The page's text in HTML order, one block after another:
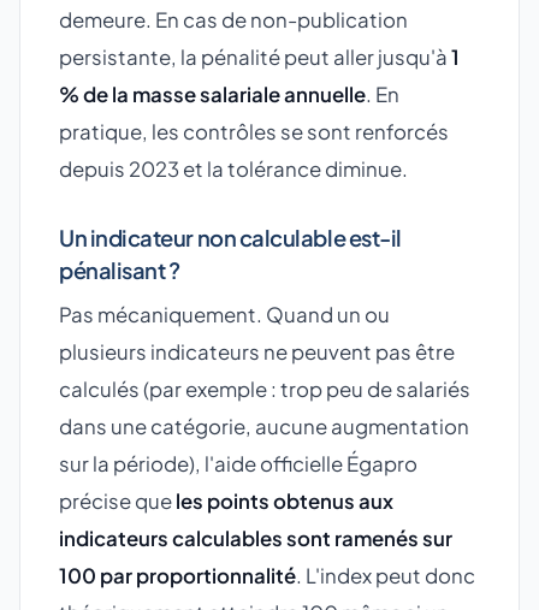
demeure. En cas de non-publication
persistante, la pénalité peut aller jusqu'à1
% de la masse salariale annuelle. En
pratique, les contrôles se sont renforcés
depuis 2023 et la tolérance diminue.
Un indicateur non calculable est-il
pénalisant ?
Pas mécaniquement. Quand un ou
plusieurs indicateurs ne peuvent pas être
calculés (par exemple : trop peu de salariés
dans une catégorie, aucune augmentation
sur la période), l'aide officielle Égapro
précise queles points obtenus aux
indicateurs calculables sont ramenés sur
100 par proportionnalité. L'index peut donc